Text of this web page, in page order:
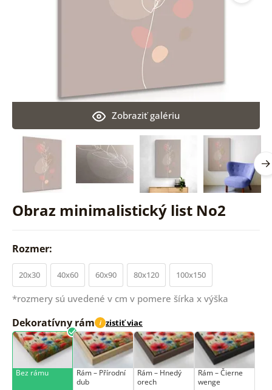
Obraz minimalistický list No2
Zobraziť galériu
Rozmer:
20x30 40x60 60x90 80x120 100x150
*rozmery sú uvedené v cm v pomere šírka x výška
Dekoratívny rám i zistiť viac
Bez rámu
Rám –⁠⁠⁠⁠⁠⁠ Přírodní
dub
Rám – Hnedý
orech
Rám – Čierne
wenge